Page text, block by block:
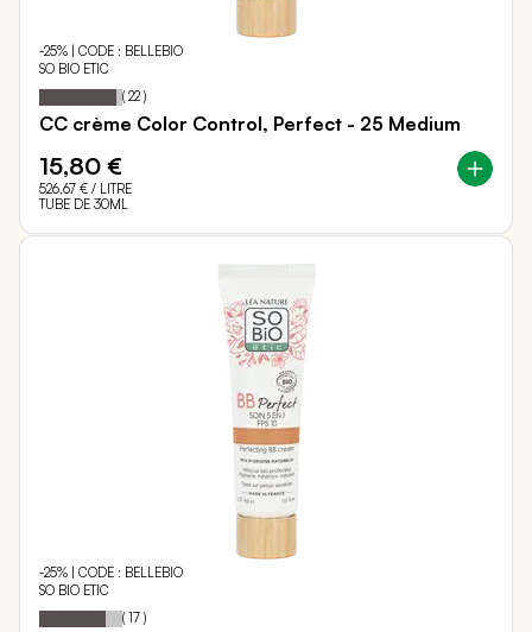
-25% | CODE : BELLEBIO
SO BIO ETIC
Notation: 93
% of
( 22 )
CC crème Color Control, Perfect - 25 Medium
15,80 €
526,67 € / LITRE
TUBE DE 30ML
-25% | CODE : BELLEBIO
SO BIO ETIC
Notation: 80
% of
( 17 )